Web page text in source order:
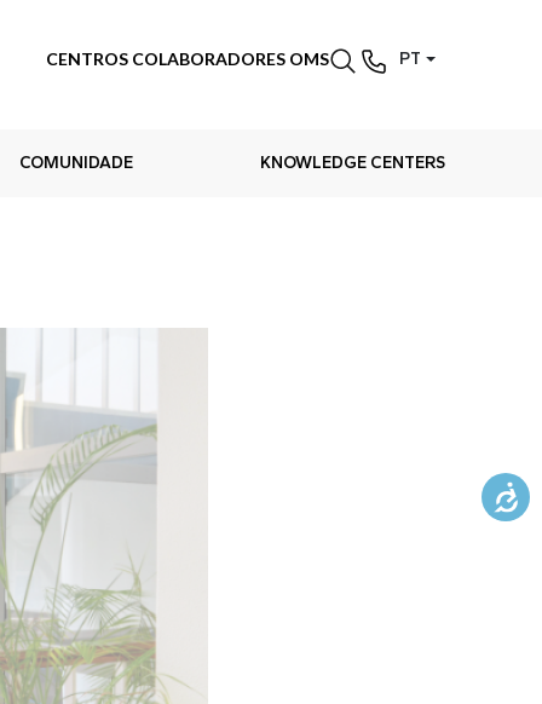
CENTROS COLABORADORES OMS PT
COMUNIDADE KNOWLEDGE CENTERS